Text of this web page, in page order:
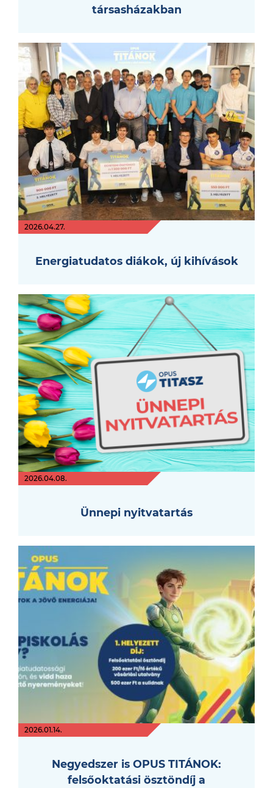
társasházakban
2026.04.27.
Energiatudatos diákok, új kihívások
2026.04.08.
Ünnepi nyitvatartás
2026.01.14.
Negyedszer is OPUS TITÁNOK:
felsőoktatási ösztöndíj a